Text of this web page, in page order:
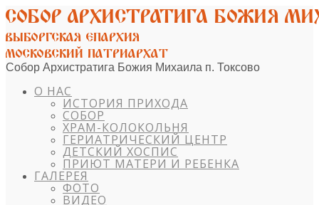
Собор Архистратига Божия Михаила п. Токсово
О НАС
ИСТОРИЯ ПРИХОДА
СОБОР
ХРАМ-КОЛОКОЛЬНЯ
ГЕРИАТРИЧЕСКИЙ ЦЕНТР
ДЕТСКИЙ ХОСПИС
ПРИЮТ МАТЕРИ И РЕБЕНКА
ГАЛЕРЕЯ
ФОТО
ВИДЕО